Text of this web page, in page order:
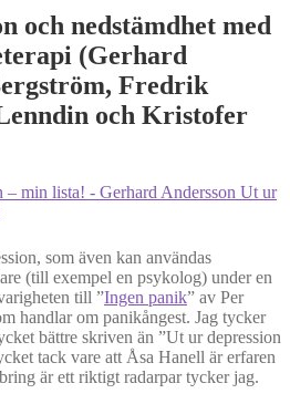
och nedstämdhet med
(Gerhard
Fredrik
och Kristofer
som även kan användas
(till exempel en psykolog) under en
till ”Ingen panik” av Per
handlar om panikångest. Jag tycker
bättre skriven än ”Ut ur depression
tack vare att Åsa Hanell är erfaren
är ett riktigt radarpar tycker jag.